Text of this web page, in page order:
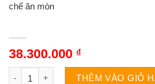
chế ăn mòn
38.300.000 ₫
Máy lạnh đứng LG ZPNQ36LR5A0
THÊM VÀO GIỎ